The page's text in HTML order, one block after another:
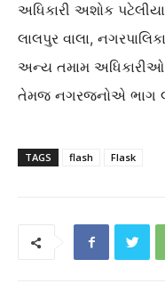
અધિકારી અશોક
લાલપુર વાલા,
અન્ય તમામ અધિકારીઓ
તેમજ નગરજનોએ ભાગ
TAGS flash Flask